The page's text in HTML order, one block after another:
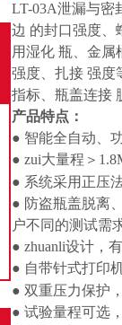
LT-03A泄漏与密
边 的封口强度、
用湿化 瓶、金
强度、扎接 强度
指标、瓶盖连接
产品特点：
● 智能全自动、
● zui大量程＞
● 系统采用正压
● 防盗瓶盖脱离
户不同的测试需
● zhuanli设计，
● 自带针式打印
● 双重压力保护
● 试验量程可选